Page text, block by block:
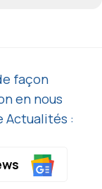
façon
en nous
Actualités :